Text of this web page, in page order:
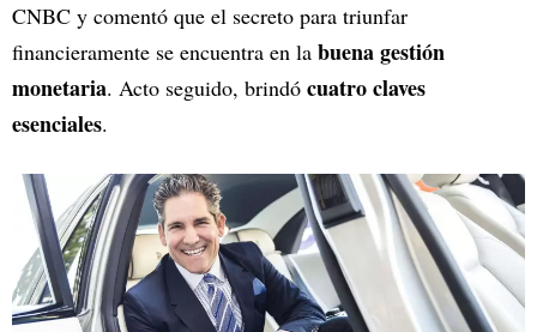
CNBC y comentó que el secreto para triunfar
financieramente se encuentra en la buena gestión
monetaria. Acto seguido, brindó cuatro claves
esenciales.